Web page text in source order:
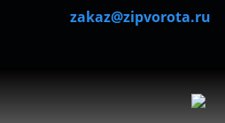
zakaz@zipvorota.ru